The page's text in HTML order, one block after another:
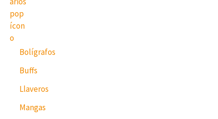
Bolígrafos
Buffs
Llaveros
Mangas